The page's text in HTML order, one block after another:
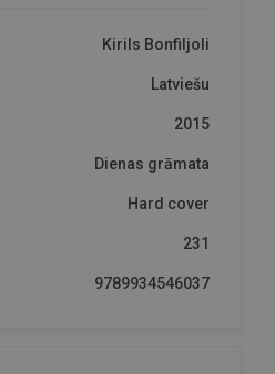
Kirils Bonfiljoli
Latviešu
2015
Dienas grāmata
Hard cover
231
9789934546037